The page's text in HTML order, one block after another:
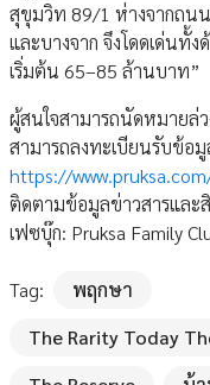
สุขุมวิท 89/1 ห่างจากถน
และบางจาก จึงโดดเด่นทั้
เริ่มต้น 65–85 ล้านบาท”
ผู้สนใจสามารถนัดหมายล่
สามารถลงทะเบียนรับข้อ
https://
ติดตามข้อมูลข่าวสารและ
เฟซบุ๊ก: Pruksa Family
Tag:
พฤกษา
The Rarity Today